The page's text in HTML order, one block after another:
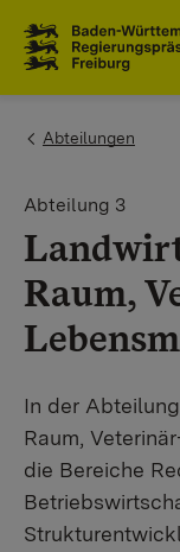
You are here:
Abteilungen
Abteilung 3
Raum,
In der
Raum,
die Bereiche